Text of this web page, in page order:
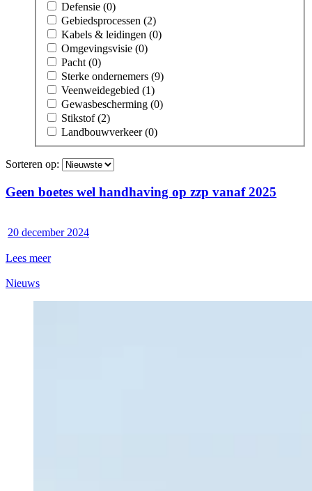
Defensie (0)
Gebiedsprocessen (2)
Kabels & leidingen (0)
Omgevingsvisie (0)
Pacht (0)
Sterke ondernemers (9)
Veenweidegebied (1)
Gewasbescherming (0)
Stikstof (2)
Landbouwverkeer (0)
Sorteren op:
Geen boetes wel handhaving op zzp vanaf 2025
20 december 2024
Lees meer
Nieuws